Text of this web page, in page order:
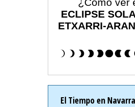
¿Cómo ver
ECLIPSE
ETXARRI-
El Tiempo en Navarra